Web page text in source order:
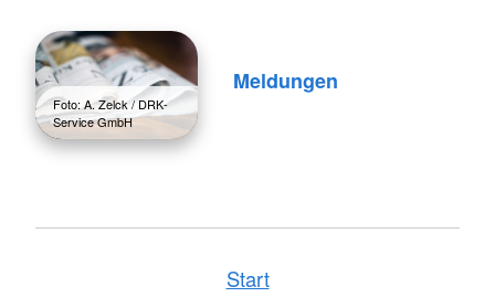
Foto: A. Zelck / DRK-
Service GmbH
Meldungen
Start